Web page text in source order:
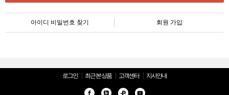
아이디 비밀번호 찾기 회원 가입
로그인 최근 본 상품 고객센터 지사안내